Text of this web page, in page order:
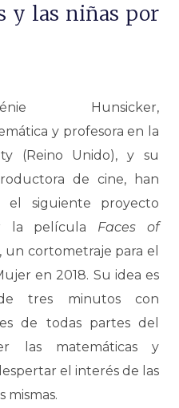
y las niñas por
Hunsicker,
y profesora en la
(Reino Unido), y su
de cine, han
el siguiente proyecto
la película Faces of
, un cortometraje para el
en 2018. Su idea es
tres minutos con
de todas partes del
las matemáticas y
el interés de las
mismas.